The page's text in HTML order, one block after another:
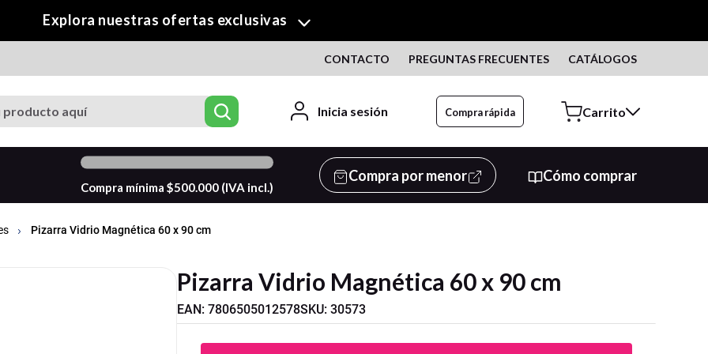
¡Descubre nuestra colección de Crafty!
CONTACTO PREGUNTAS FRECUENTES CATÁLOGOS
aquí
Inicia sesión Compra rápida
Compra mínima $500.000(IVA incl.)
Compra por menor Cómo comprar
Pizarra Vidrio Magnética 60 x 90 cm
Pizarra Vidrio Magnética 60 x 90 cm
EAN: 7806505012578SKU: 30573